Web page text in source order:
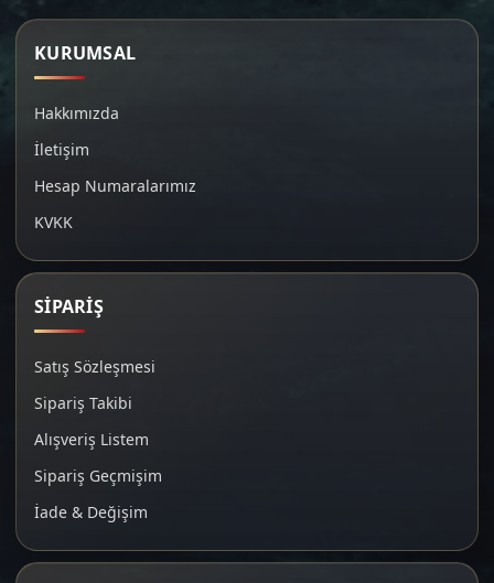
KURUMSAL
Hakkımızda
İletişim
Hesap Numaralarımız
KVKK
SİPARİŞ
Satış Sözleşmesi
Sipariş Takibi
Alışveriş Listem
Sipariş Geçmişim
İade & Değişim